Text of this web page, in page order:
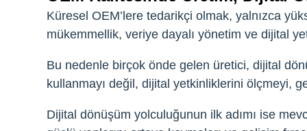
Küresel OEM’lere tedarikçi olmak, yalnızca
mükemmellik, veriye dayalı yönetim ve dijital
Bu nedenle birçok önde gelen üretici, dijital
kullanmayı değil, dijital yetkinliklerini ölçmeyi,
Dijital dönüşüm yolculuğunun ilk adımı ise